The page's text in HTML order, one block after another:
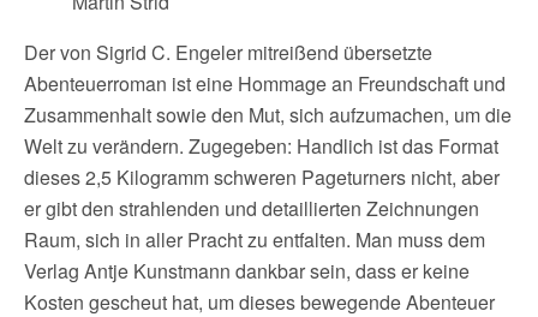
Der von Sigrid C. Engeler mitreißend übersetzte
Abenteuerroman ist eine Hommage an Freundschaft und
Zusammenhalt sowie den Mut, sich aufzumachen, um die
Welt zu verändern. Zugegeben: Handlich ist das Format
dieses 2,5 Kilogramm schweren Pageturners nicht, aber
er gibt den strahlenden und detaillierten Zeichnungen
Raum, sich in aller Pracht zu entfalten. Man muss dem
Verlag Antje Kunstmann dankbar sein, dass er keine
Kosten gescheut hat, um dieses bewegende Abenteuer